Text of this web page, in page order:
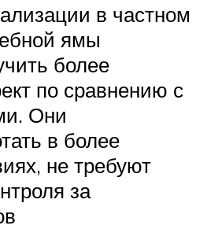
в частном
ямы
более
по сравнению с
Они
в более
не требуют
за